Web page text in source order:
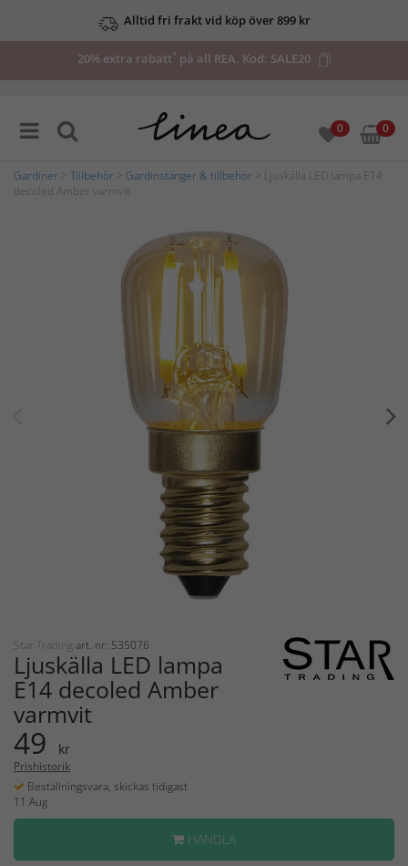
Alltid fri frakt vid köp över 899 kr
20% extra rabatt*på all REA. Kod: SALE20
0 0
Gardiner Tillbehör Gardinstänger & tillbehör > Ljuskälla LED lampa E14
decoled Amber varmvit
Star Trading art. nr: 535076
Ljuskälla LED lampa
E14 decoled Amber
varmvit
49 kr
Prishistorik
Beställningsvara, skickas tidigast
11 Aug
HANDLA